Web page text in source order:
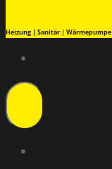
Heizung | Sanitär | Wärmepumpe